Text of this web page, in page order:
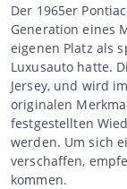
Der 1965er
Generation eines
eigenen Platz als
Luxusauto hatte.
Jersey, und wird
originalen
festgestellten
werden. Um sich
verschaffen,
kommen.